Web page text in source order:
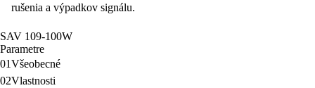
rušenia a výpadkov signálu.
SAV 109-100W
Parametre
01Všeobecné
02Vlastnosti